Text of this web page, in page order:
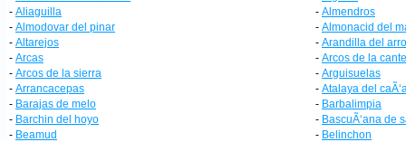
- Aliaguilla - Almendros
- Almodovar del pinar - Almonacid del
- Altarejos - Arandilla del
- Arcas - Arcos de la
- Arcos de la sierra - Arguisuelas
- Arrancacepas - Atalaya del
- Barajas de melo - Barbalimpia
- Barchin del hoyo - BascuÃ‘ana de
- Beamud - Belinchon